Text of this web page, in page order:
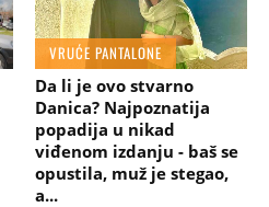
VRUĆE PANTALONE
Da li je ovo stvarno
Danica? Najpoznatija
popadija u nikad
viđenom izdanju - baš se
opustila, muž je stegao,
a...